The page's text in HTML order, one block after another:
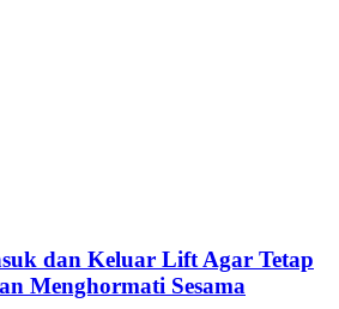
dan Keluar Lift Agar Tetap
Menghormati Sesama